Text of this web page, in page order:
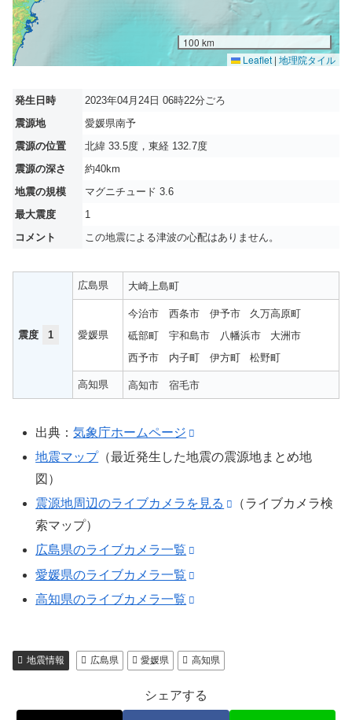
100 km
Leaflet | 地理院タイル
発生日時
2023年04月24日 06時22分ごろ
震源地
愛媛県南予
震源の位置
北緯 33.5度，東経 132.7度
震源の深さ
約40km
地震の規模
マグニチュード 3.6
最大震度
1
コメント
この地震による津波の心配はありません。
震度 1
広島県 大崎上島町
愛媛県
今治市 西条市 伊予市
久万高原町
砥部町
宇和島市 八幡浜市
大洲市
西予市
内子町 伊方町 松野町
高知県 高知市 宿毛市
出典：気象庁ホームページ
地震マップ（最近発生した地震の震源地まとめ地
図）
震源地周辺のライブカメラを見る
（ライブカメラ検
索マップ）
広島県のライブカメラ一覧
愛媛県のライブカメラ一覧
高知県のライブカメラ一覧
地震情報 広島県 愛媛県 高知県
シェアする